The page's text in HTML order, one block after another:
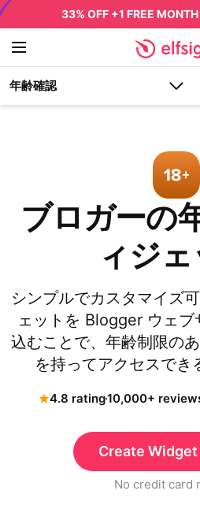
33% OFF +1 FREE MONTH
年齢確認
ブロガーの
ィジェ
シンプルでカスタマイズ
ェットを Blogger ウェブ
込むことで、年齢制限の
を持ってアクセスでき
4.8 rating10,000+
Create
No credit card